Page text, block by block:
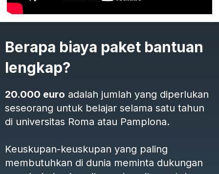
Berapa biaya paket bantuan
lengkap?
20.000 euro adalah jumlah yang diperlukan
seseorang untuk belajar selama satu tahun
di universitas Roma atau Pamplona.
Keuskupan-keuskupan yang paling
membutuhkan di dunia meminta dukungan